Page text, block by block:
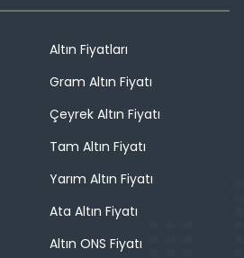
Altın Fiyatları
Gram Altın Fiyatı
Çeyrek Altın Fiyatı
Tam Altın Fiyatı
Yarım Altın Fiyatı
Ata Altın Fiyatı
Altın ONS Fiyatı